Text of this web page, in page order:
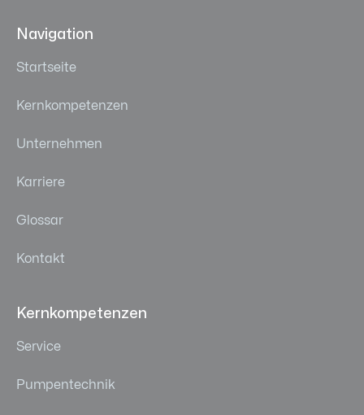
Navigation
Startseite
Kernkompetenzen
Unternehmen
Karriere
Glossar
Kontakt
Kernkompetenzen
Service
Pumpentechnik